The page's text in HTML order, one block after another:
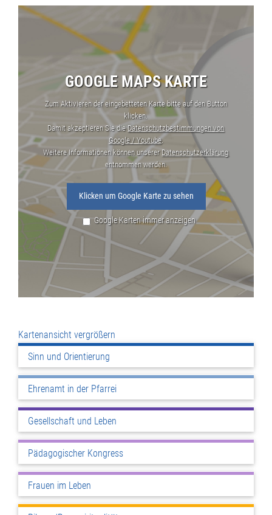
GOOGLE MAPS KARTE
Zum Aktivieren der eingebetteten Karte bitte auf den Button
klicken.
Damit akzeptieren Sie dieDatenschutzbestimmungen von
Google / Youtube.
Weitere Informationen können unsererDatenschutzerklärung
entnommen werden.
Klicken um Google Karte zu sehen
Google Karten immer anzeigen
Kartenansicht vergrößern
Sinn und Orientierung
Ehrenamt in der Pfarrei
Gesellschaft und Leben
Pädagogischer Kongress
Frauen im Leben